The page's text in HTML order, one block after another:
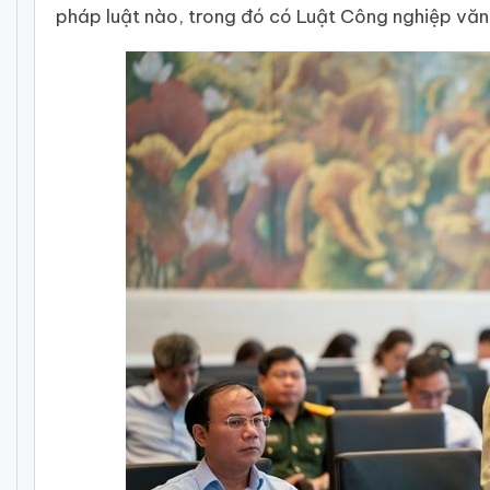
pháp luật nào, trong đó có Luật Công nghiệp